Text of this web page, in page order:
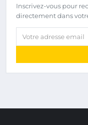
Inscrivez-vous pour
directement dans
Votre adresse email